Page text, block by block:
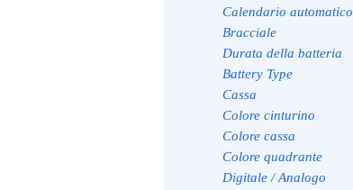
Calendario automatico
Bracciale
Durata della batteria
Battery Type
Cassa
Colore cinturino
Colore cassa
Colore quadrante
Digitale / Analogo